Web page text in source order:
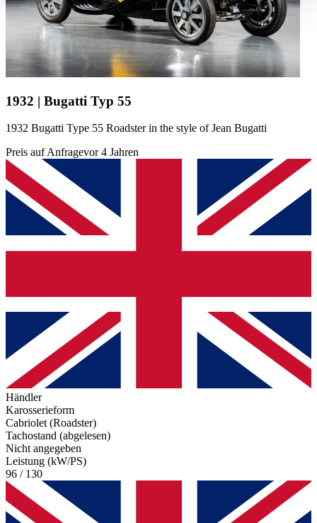
haben oder die sie im Rahmen Ihrer Nutzung der Dienste
gesammelt haben.Datenschutzerklärung
1932 | Bugatti Typ 55
1932 Bugatti Type 55 Roadster in the style of Jean Bugatti
Preis auf Anfragevor 4 Jahren
Händler
Karosserieform
Cabriolet (Roadster)
Tachostand (abgelesen)
Nicht angegeben
Leistung (kW/PS)
96 / 130